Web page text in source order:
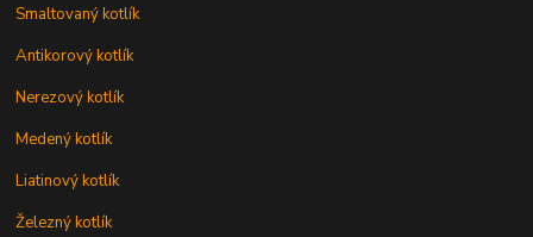
Smaltovaný kotlík
Antikorový kotlík
Nerezový kotlík
Medený kotlík
Liatinový kotlík
Železný kotlík